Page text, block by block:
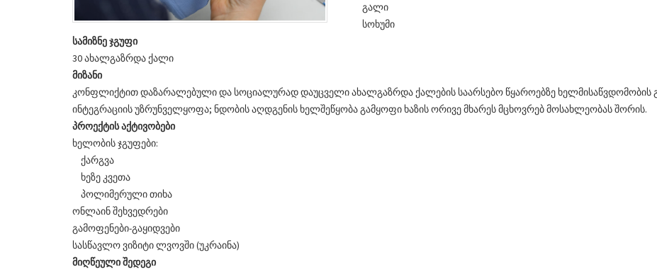
გალი
სოხუმი
სამიზნეჯგუფი
30 ახალგაზრდა ქალი
მიზანი
კონფლიქტით დაზარალებული და სოციალურად დაუცველი ახალგაზრდა ქალების საარსებო წყაროებზე ხელმისაწვდომობის
ინტეგრაციის უზრუნველყოფა; ნდობის აღდგენის ხელშეწყობა გამყოფი ხაზის ორივე მხარეს მცხოვრებ მოსახლეობას შორის.
პროექტის აქტივობები
ხელობის ჯგუფები:
ქარგვა
ხეზე კვეთა
პოლიმერული თიხა
ონლაინ შეხვედრები
გამოფენები-გაყიდვები
სასწავლო ვიზიტი ლვოვში (უკრაინა)
მიღწეულიშედეგი